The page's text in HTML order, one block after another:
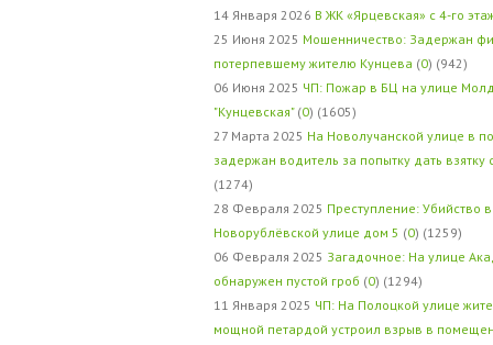
14 Января 2026 В ЖК «Ярцевская» с 4-го
25 Июня 2025 Мошенничество: Задержан
потерпевшему жителю Кунцева (0) (942)
06 Июня 2025 ЧП: Пожар в БЦ на улице
"Кунцевская" (0) (1605)
27 Марта 2025 На Новолучанской улице в
задержан водитель за попытку дать
(1274)
28 Февраля 2025 Преступление: Убийство
Новорублёвской улице дом 5 (0) (1259)
06 Февраля 2025 Загадочное: На улице
обнаружен пустой гроб (0) (1294)
11 Января 2025 ЧП: На Полоцкой улице
мощной петардой устроил взрыв в